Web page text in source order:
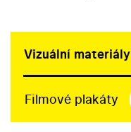
Vizuální materiály
Filmové plakáty